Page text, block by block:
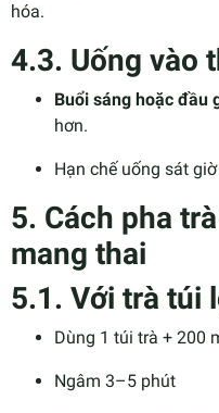
hóa.
4.3. Uống vào
Buổi sáng hoặc đầu
hơn.
Hạn chế uống sát
5. Cách pha
mang thai
5.1. Với trà túi
Dùng 1 túi trà + 200
Ngâm 3–5 phút